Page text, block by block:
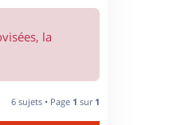
la
6 sujets • Page 1 sur 1